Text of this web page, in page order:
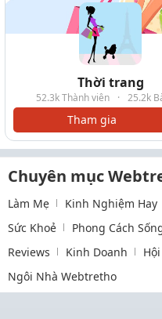
Thời trang
52.3k Thành viên · 25.2k
Tham gia
Chuyên mục
Làm Mẹ Kinh Nghiệm Hay
Sức Khoẻ
Phong Cách
Reviews
Kinh Doanh
Ngôi Nhà Webtretho